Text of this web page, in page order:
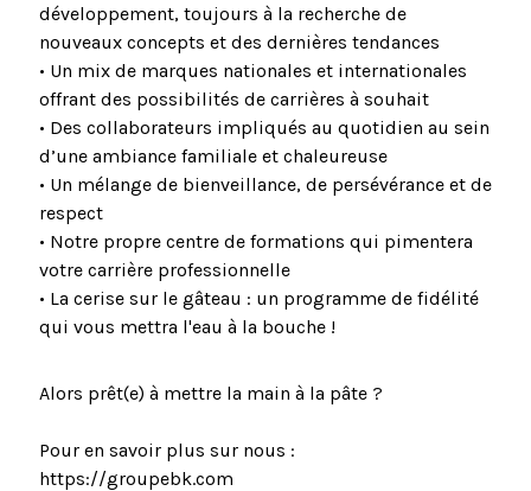
développement, toujours à la recherche de
nouveaux concepts et des dernières tendances
• Un mix de marques nationales et internationales
offrant des possibilités de carrières à souhait
• Des collaborateurs impliqués au quotidien au sein
d’une ambiance familiale et chaleureuse
• Un mélange de bienveillance, de persévérance et de
respect
• Notre propre centre de formations qui pimentera
votre carrière professionnelle
• La cerise sur le gâteau : un programme de fidélité
qui vous mettra l'eau à la bouche !
Alors prêt(e) à mettre la main à la pâte ?
Pour en savoir plus sur nous :
https://groupebk.com